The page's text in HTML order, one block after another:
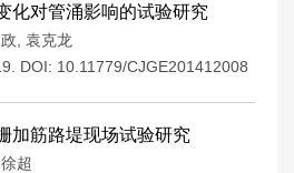
化对管涌影响的试验研究
袁克龙
DOI: 10.11779/CJGE201412008
加筋路堤现场试验研究
徐超